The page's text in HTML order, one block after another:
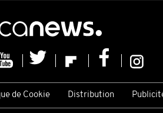
de Cookie Distribution